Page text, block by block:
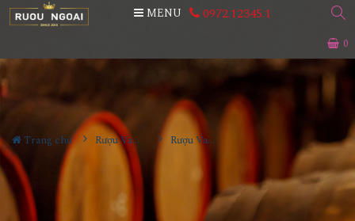
0
MENU 0972.12345.1
Trang chủ Rượu Vang Hộp Quà Rượu Vang Pháp Terroir La Baume Sanit - Paul Fitou Hộp Giấy